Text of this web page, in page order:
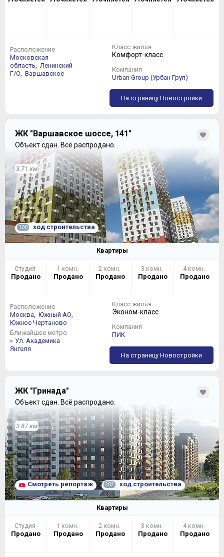
Расположение
Московская
область, Ленинский
Г/О, Варшавское
Класс жилья
Комфорт-класс
Компания
Urban Group (Урбан Груп)
На страницу Новостройки
ЖК "Варшавское шоссе, 141"
Объект сдан. Всё распродано.
3.71 км
100 ход строительства
Квартиры
Студия
Продано
1 комн.
Продано
2 комн.
Продано
3 комн.
Продано
4 комн.
Продано
Расположение
Москва, Южный АО,
Южное Чертаново
Ближайшее метро
Ул. Академика
Янгеля
Класс жилья
Эконом-класс
Компания
ПИК
На страницу Новостройки
ЖК "Гринада"
Объект сдан. Всё распродано.
3.87 км
Смотреть репортаж 202 ход строительства
Квартиры
Студия
Продано
1 комн.
Продано
2 комн.
Продано
3 комн.
Продано
4 комн.
Продано